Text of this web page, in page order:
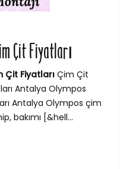
Çit Fiyatları
Çit Fiyatları Çim Çit
Antalya Olympos
Antalya Olympos çim
bakımı [&hell...